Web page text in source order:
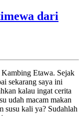
dari
Etawa. Sejak
sekarang saya ini
kalau ingat cerita
udah macam makan
susu kali ya? Sudahlah